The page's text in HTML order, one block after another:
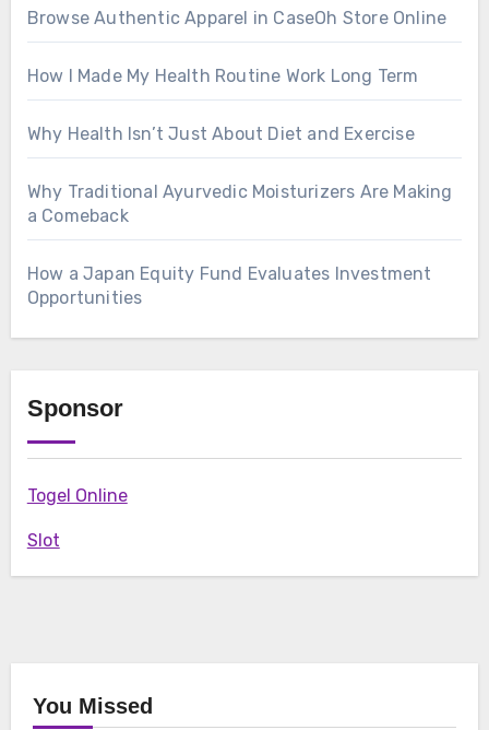
Browse Authentic Apparel in CaseOh Store Online
How I Made My Health Routine Work Long Term
Why Health Isn’t Just About Diet and Exercise
Why Traditional Ayurvedic Moisturizers Are Making
a Comeback
How a Japan Equity Fund Evaluates Investment
Opportunities
Sponsor
Togel Online
Slot
You Missed